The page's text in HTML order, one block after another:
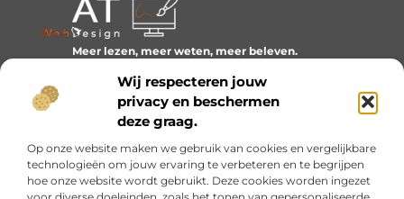
Wij respecteren jouw
privacy en beschermen
deze graag.
Op onze website maken we gebruik van cookies en vergelijkbare
technologieën om jouw ervaring te verbeteren en te begrijpen
hoe onze website wordt gebruikt. Deze cookies worden ingezet
Meer lezen, meer weten, meer beleven.
het dagelijks leven boeiend maakt.
Bericht categorie
Onze informatie